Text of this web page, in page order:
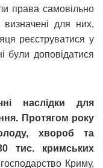
права самовільно
для них,
реєструватися у
були доповідатися
наслідки для
Протягом року
хвороб та
тис. кримських
Криму,